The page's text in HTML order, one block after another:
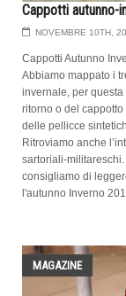
Cappotti autunno-
NOVEMBRE 10TH,
Cappotti Autunno
Abbiamo mappato i
invernale, per
ritorno o del
delle pellicce
Ritroviamo anche
sartoriali-
consigliamo di
l'autunno Inverno
MAGAZINE